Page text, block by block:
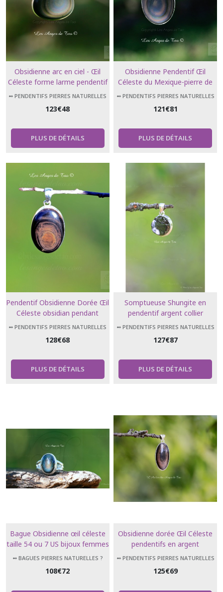
Obsidienne arc en ciel - Œil
Céleste forme larme pendentif
en argent 925
➻ PENDENTIFS PIERRES NATURELLES
123€48
PLUS DE DÉTAILS
Obsidienne Pendentif Œil
Céleste du Mexique-pierre de
protection
➻ PENDENTIFS PIERRES NATURELLES
121€81
PLUS DE DÉTAILS
Pendentif Obsidienne Dorée Œil
Céleste obsidian pendant
➻ PENDENTIFS PIERRES NATURELLES
128€68
PLUS DE DÉTAILS
Somptueuse Shungite en
pendentif argent collier
shungite bijoux pierres de
➻ PENDENTIFS PIERRES NATURELLES
127€87
PLUS DE DÉTAILS
Bague Obsidienne œil céleste
taille 54 ou 7 US bijoux femmes
Rainbow obsidian
➻ BAGUES PIERRES NATURELLES ?
108€72
Obsidienne dorée Œil Céleste
pendentifs en argent
➻ PENDENTIFS PIERRES NATURELLES
125€69